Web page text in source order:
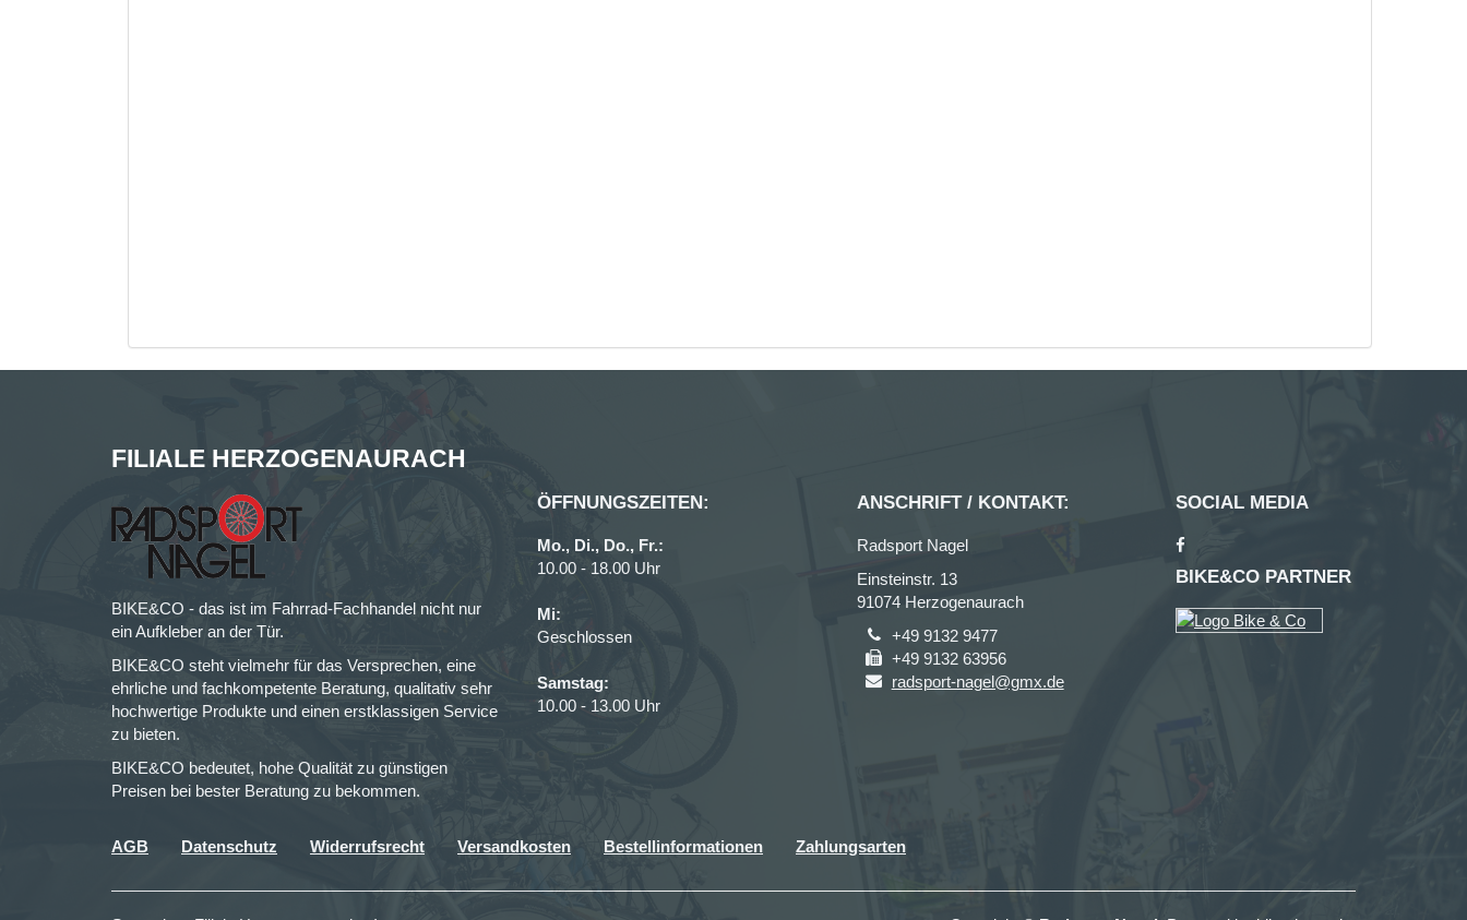
FILIALE HERZOGENAURACH
BIKE&CO - das ist im Fahrrad-Fachhandel nicht nur
ein Aufkleber an der Tür.
BIKE&CO steht vielmehr für das Versprechen, eine
ehrliche und fachkompetente Beratung, qualitativ sehr
hochwertige Produkte und einen erstklassigen Service
zu bieten.
BIKE&CO bedeutet, hohe Qualität zu günstigen
Preisen bei bester Beratung zu bekommen.
ÖFFNUNGSZEITEN:
Mo., Di., Do., Fr.:
10.00 - 18.00 Uhr
Mi:
Geschlossen
Samstag:
10.00 - 13.00 Uhr
ANSCHRIFT / KONTAKT:
Radsport Nagel
Einsteinstr. 13
91074 Herzogenaurach
+49 9132 9477
+49 9132 63956
radsport-nagel@gmx.de
SOCIAL MEDIA
BIKE&CO PARTNER
AGB Datenschutz Widerrufsrecht Versandkosten Bestellinformationen Zahlungsarten